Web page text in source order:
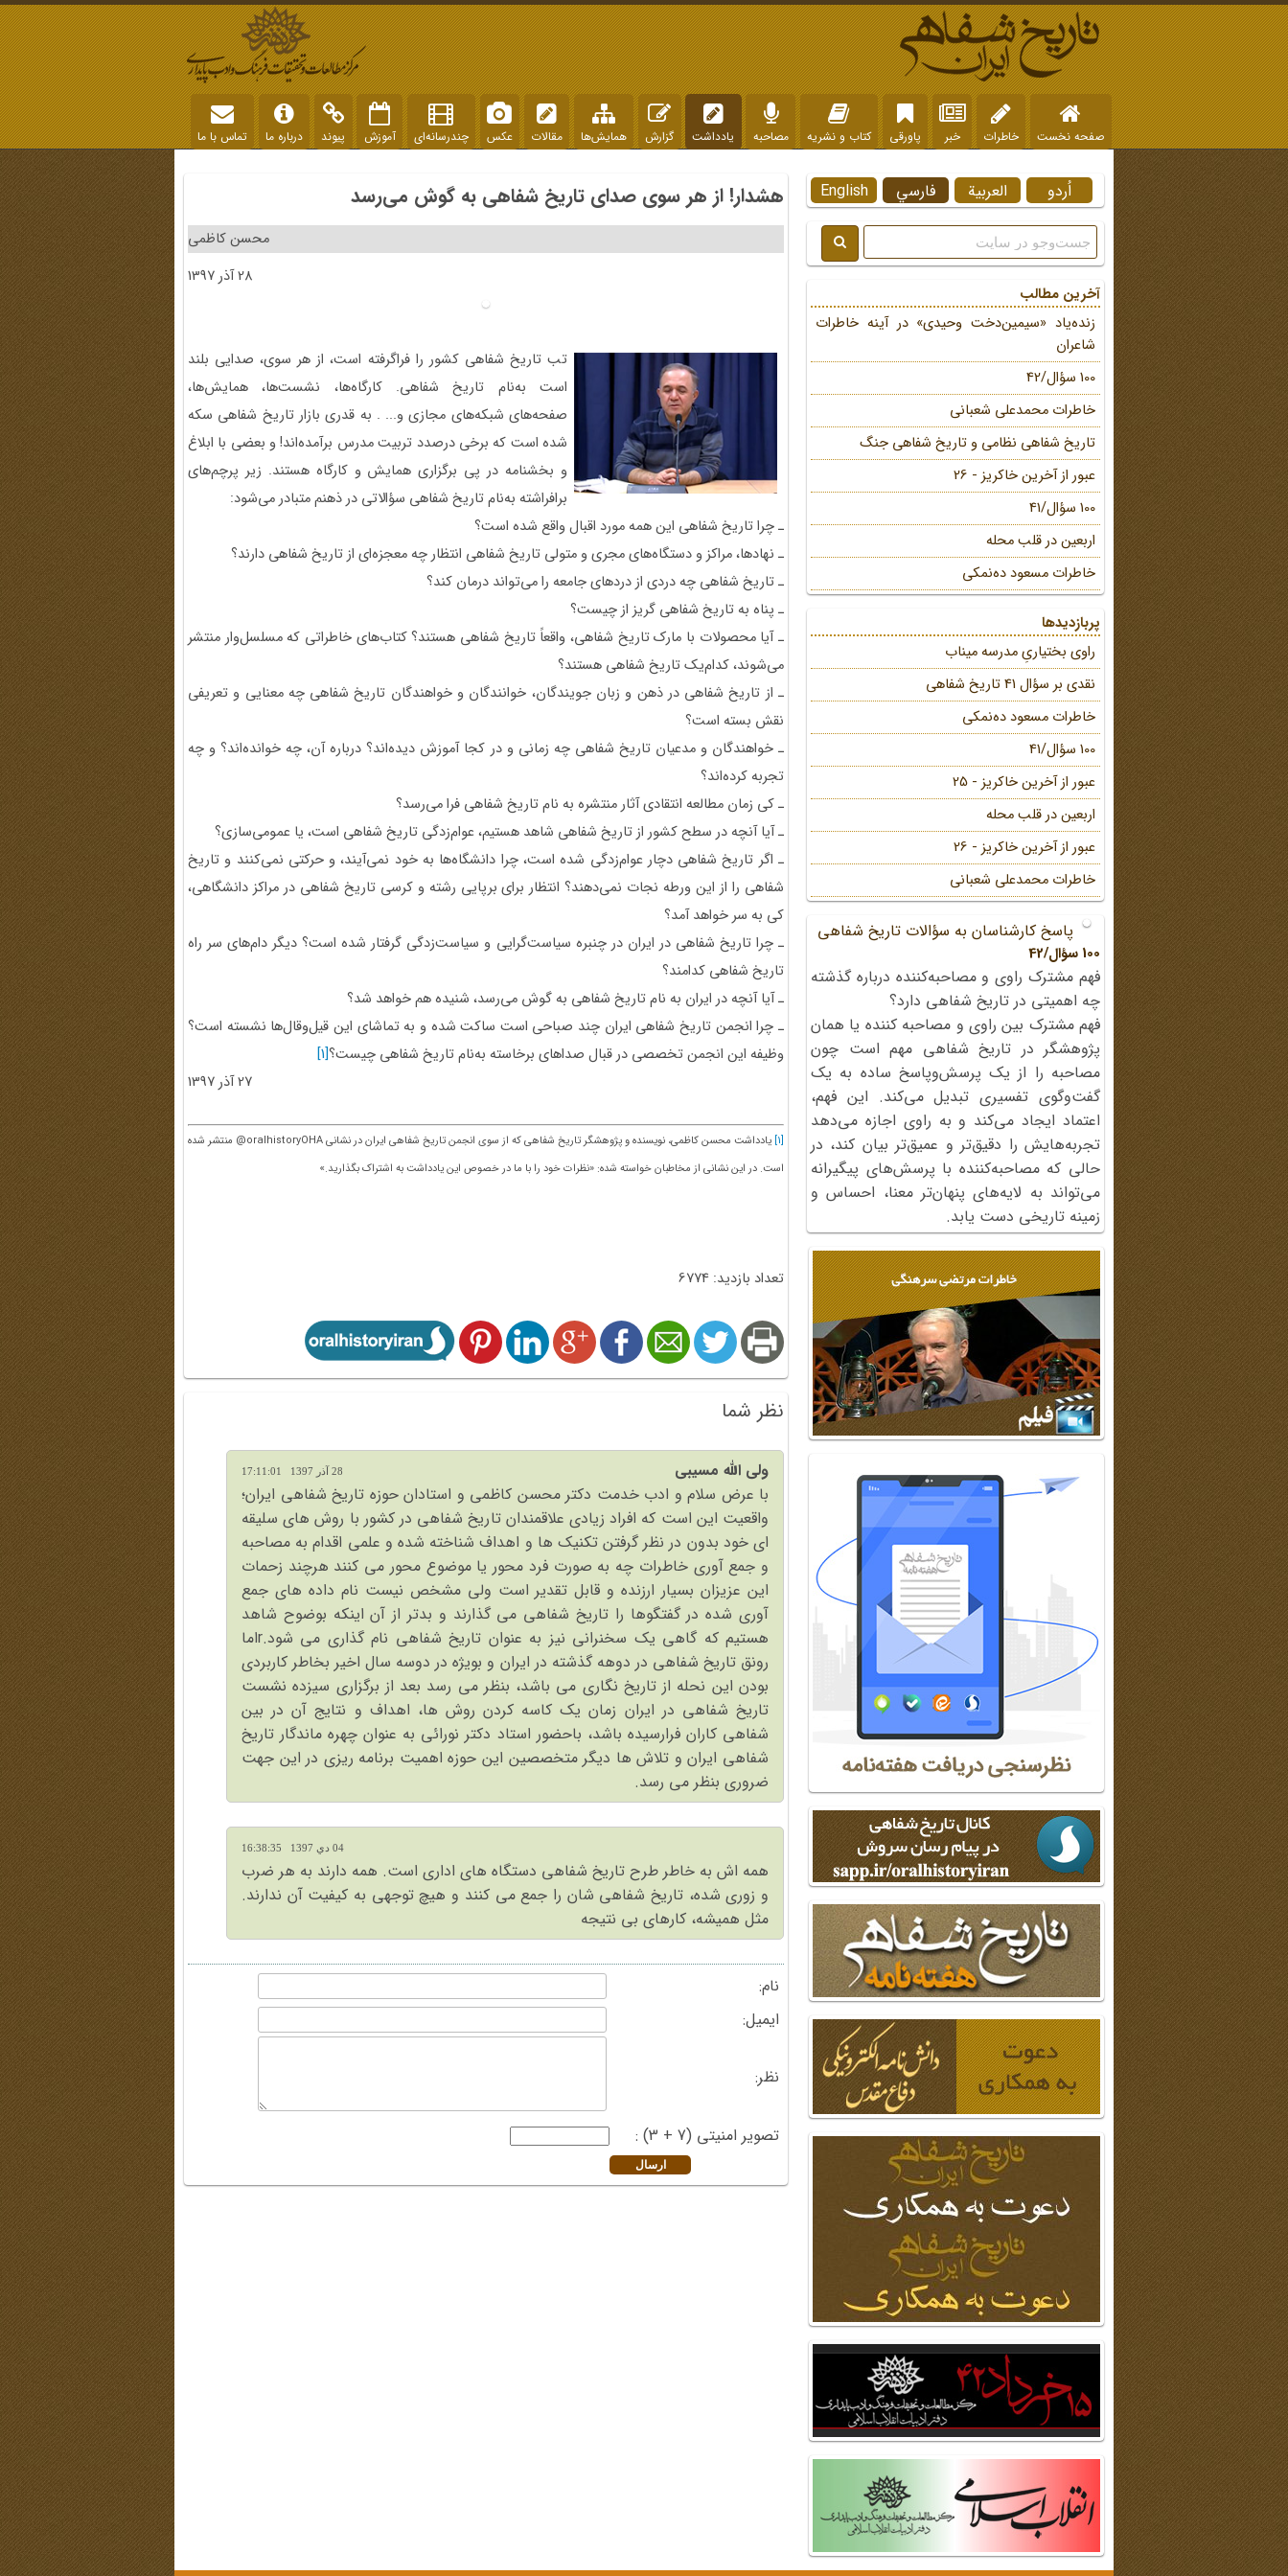
صفحه نخست خاطرات خبر پاورقی کتاب و نشریه مصاحبه یادداشت گزارش همایش‌ها مقالات عکس چندرسانه‌ای آموزش پیوند درباره ما تماس با ما
هشدار! از هر سوی صدای تاریخ شفاهی به گوش می‌رسد
محسن کاظمی
28 آذر 1397
تب تاریخ شفاهی کشور را فراگرفته است، از هر سوی، صدایی بلند
است به‌نام تاریخ شفاهی. کارگاه‌ها، ‌نشست‌ها، همایش‌ها،
صفحه‌های شبکه‌های مجازی و... . به قدری بازار تاریخ شفاهی ‌سکه
شده است که برخی درصدد تربیت مدرس برآمده‌اند! و بعضی با ابلاغ
و بخشنامه در پی برگزاری ‌همایش و کارگاه هستند. زیر پرچم‌های
برافراشته به‌نام تاریخ شفاهی سؤالاتی در ذهنم متبادر می‌شود:‌
ـ چرا تاریخ شفاهی این همه مورد اقبال واقع شده است؟
ـ نهادها، مراکز و دستگاه‌های مجری و متولی تاریخ شفاهی انتظار چه معجزه‌ای از تاریخ شفاهی دارند؟
ـ تاریخ شفاهی چه دردی از دردهای جامعه را می‌تواند درمان کند؟
ـ پناه به تاریخ شفاهی گریز از چیست؟
ـ آیا محصولات با مارک تاریخ شفاهی، واقعاً تاریخ شفاهی هستند؟ کتاب‌های خاطراتی که مسلسل‌وار ‌منتشر
می‌شوند، کدام‌یک تاریخ شفاهی هستند؟
ـ از تاریخ شفاهی در ذهن و زبان جویندگان، خوانندگان و خواهندگان تاریخ شفاهی چه معنایی و ‌تعریفی
نقش بسته است؟
ـ خواهندگان و مدعیان تاریخ شفاهی چه زمانی و در کجا آموزش دیده‌اند؟ درباره آن، چه خوانده‌اند؟ و ‌چه
تجربه کرده‌اند؟
ـ کی زمان مطالعه انتقادی آثار منتشره به نام تاریخ شفاهی فرا می‌رسد؟
ـ آیا آنچه در سطح کشور از تاریخ شفاهی شاهد هستیم، عوام‌زدگی تاریخ شفاهی است، یا عمومی‌سازی؟
ـ اگر تاریخ شفاهی دچار عوام‌زدگی شده است، چرا دانشگاه‌ها به خود نمی‌آیند، و حرکتی نمی‌کنند و ‌تاریخ
شفاهی را از این ورطه نجات نمی‌دهند؟ انتظار برای برپایی رشته و کرسی تاریخ شفاهی در مراکز ‌دانشگاهی،
کی به سر خواهد آمد؟
ـ چرا تاریخ شفاهی در ایران در چنبره سیاست‌گرایی و سیاست‌زدگی گرفتار شده است؟ دیگر دام‌های ‌سر راه
تاریخ شفاهی کدامند؟
ـ آیا آنچه در ایران به نام تاریخ شفاهی به گوش می‌رسد، شنیده هم خواهد شد؟
ـ چرا انجمن تاریخ شفاهی ایران چند صباحی است ساکت شده و به تماشای این قیل‌وقال‌ها نشسته ‌است؟
وظیفه این انجمن تخصصی در قبال صداهای برخاسته به‌نام تاریخ شفاهی چیست؟[1]
‌27 آذر 1397‌
[1] یادداشت محسن کاظمی، نویسنده و پژوهشگر تاریخ شفاهی که از سوی انجمن تاریخ شفاهی ایران در نشانی@oralhistoryOHA منتشر شده
است. در این نشانی از مخاطبان خواسته شده: «نظرات خود را با ما در خصوص این یادداشت به اشتراک بگذارید.»
تعداد بازدید: 6774
نظر شما
28 آذر 1397 17:11:01
ولی الله مسیبی
با عرض سلام و ادب خدمت دکتر محسن کاظمی و استادان حوزه تاریخ شفاهی ایران؛
واقعیت این است که افراد زیادی علاقمندان تاریخ شفاهی در کشور با روش های سلیقه
ای خود بدون در نظر گرفتن تکنیک ها و اهداف شناخته شده و علمی اقدام به مصاحبه
و جمع آوری خاطرات چه به صورت فرد محور یا موضوع محور می کنند هرچند زحمات
این عزیزان بسیار ارزنده و قابل تقدیر است ولی مشخص نیست نام داده های جمع
آوری شده در گفتگوها را تاریخ شفاهی می گذارند و بدتر از آن اینکه بوضوح شاهد
هستیم که گاهی یک سخنرانی نیز به عنوان تاریخ شفاهی نام گذاری می شود.rاما
رونق تاریخ شفاهی در دوهه گذشته در ایران و بویژه در دوسه سال اخیر بخاطر کاربردی
بودن این نحله از تاریخ نگاری می باشد، بنظر می رسد بعد از برگزاری سیزده نشست
تاریخ شفاهی در ایران زمان یک کاسه کردن روش ها، اهداف و نتایج آن در بین
شفاهی کاران فرارسیده باشد، باحضور استاد دکتر نورائی به عنوان چهره ماندگار تاریخ
شفاهی ایران و تلاش ها دیگر متخصصین این حوزه اهمیت برنامه ریزی در این جهت
ضروری بنظر می رسد.
04 دي 1397 16:38:35
همه اش به خاطر طرح تاریخ شفاهی دستگاه های اداری است. همه دارند به هر ضرب
و زوری شده، تاریخ شفاهی شان را جمع می کنند و هیچ توجهی به کیفیت آن ندارند.
مثل همیشه، کارهای بی نتیجه
نام:
ایمیل:
نظر:
تصویر امنیتی (7 + 3) :
English فارسي العربية اُردو
آخرین مطالب
زنده‌یاد «سیمین‌دخت وحیدی» در آینه خاطرات
شاعران
100 سؤال/42
خاطرات محمد‌علی شعبانی
تاریخ شفاهی نظامی و تاریخ شفاهی جنگ
عبور از آخرین خاکریز - 26
100 سؤال/41
اربعین در قلب محله
خاطرات مسعود ده‌نمکی
پربازدیدها
راوی بختیاریِ مدرسه میناب
نقدی بر سؤال 41 تاریخ شفاهی
خاطرات مسعود ده‌نمکی
100 سؤال/41
عبور از آخرین خاکریز - 25
اربعین در قلب محله
عبور از آخرین خاکریز - 26
خاطرات محمد‌علی شعبانی
پاسخ کارشناسان به سؤالات تاریخ شفاهی
100 سؤال/42
فهم مشترک راوی و مصاحبه‌کننده درباره گذشته
چه اهمیتی در تاریخ شفاهی دارد؟
فهم مشترک بین راوی و مصاحبه کننده یا همان
پژوهشگر در تاریخ شفاهی مهم است چون
مصاحبه را از یک پرسش‌وپاسخ ساده به یک
گفت‌وگوی تفسیری تبدیل می‌کند. این فهم،
اعتماد ایجاد می‌کند و به راوی اجازه می‌دهد
تجربه‌هایش را دقیق‌تر و عمیق‌تر بیان کند، در
حالی که مصاحبه‌کننده با پرسش‌های پیگیرانه
می‌تواند به لایه‌های پنهان‌تر معنا، احساس و
زمینه تاریخی دست یابد.